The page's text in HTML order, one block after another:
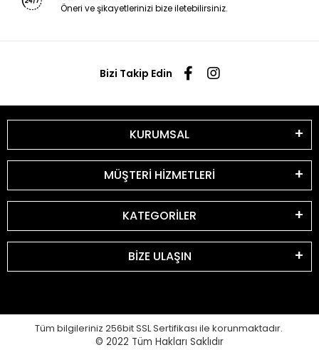
Öneri ve şikayetlerinizi bize iletebilirsiniz.
Bizi Takip Edin
KURUMSAL
MÜŞTERİ HİZMETLERİ
KATEGORİLER
BİZE ULAŞIN
Tüm bilgileriniz 256bit SSL Sertifikası ile korunmaktadır.
© 2022 Tüm Hakları Saklıdır